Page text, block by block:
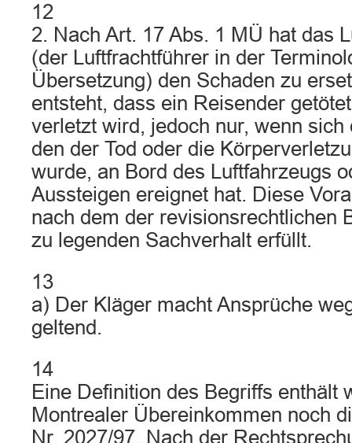
12
2. Nach Art. 17 Abs. 1 MÜ hat das
(der Luftfrachtführer in der
Übersetzung) den Schaden zu
entsteht, dass ein Reisender
verletzt wird, jedoch nur, wenn sich
den der Tod oder die
wurde, an Bord des Luftfahrzeugs
Aussteigen ereignet hat. Diese
nach dem der revisionsrechtlichen
zu legenden Sachverhalt erfüllt.
13
a) Der Kläger macht Ansprüche
geltend.
14
Eine Definition des Begriffs enthält
Montrealer Übereinkommen noch
Nr. 2027/97. Nach der